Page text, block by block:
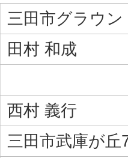
三田市グラウ
田村 和成
西村 義行
三田市武庫が丘